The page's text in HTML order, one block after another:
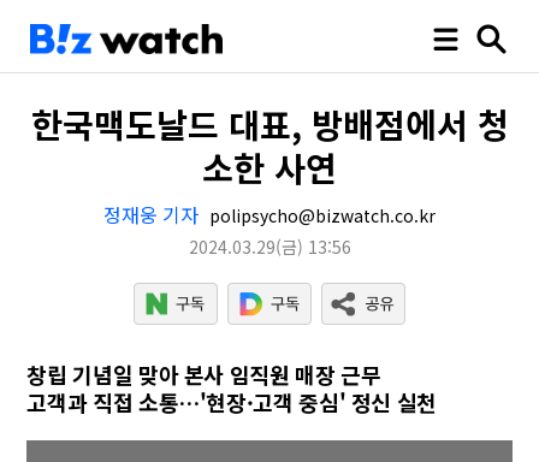
한국맥도날드 대표, 방배점에서 청
소한 사연
정재웅 기자 polipsycho@bizwatch.co.kr
2024.03.29(금) 13:56
창립 기념일 맞아 본사 임직원 매장 근무
고객과 직접 소통…'현장·고객 중심' 정신 실천